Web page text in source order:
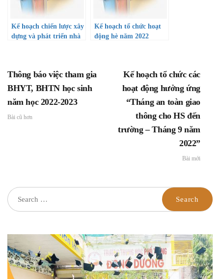
Kế hoạch chiến lược xây
dựng và phát triển nhà
Kế hoạch tổ chức hoạt
động hè năm 2022
Thông báo việc tham gia
BHYT, BHTN học sinh
năm học 2022-2023
Bài cũ hơn
Kế hoạch tổ chức các
hoạt động hưởng ứng
“Tháng an toàn giao
thông cho HS đến
trường – Tháng 9 năm
2022”
Bài mới